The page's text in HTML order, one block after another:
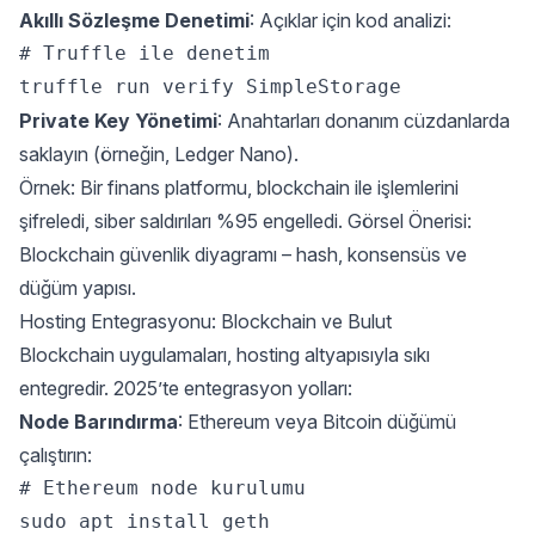
Akıllı Sözleşme Denetimi: Açıklar için kod analizi:
# Truffle ile denetim
Private Key Yönetimi: Anahtarları donanım cüzdanlarda
saklayın (örneğin, Ledger Nano).
Örnek: Bir finans platformu, blockchain ile işlemlerini
şifreledi, siber saldırıları %95 engelledi. Görsel Önerisi:
Blockchain güvenlik diyagramı – hash, konsensüs ve
düğüm yapısı.
Hosting Entegrasyonu: Blockchain ve Bulut
Blockchain uygulamaları, hosting altyapısıyla sıkı
entegredir. 2025’te entegrasyon yolları:
Node Barındırma: Ethereum veya Bitcoin düğümü
çalıştırın:
# Ethereum node kurulumu
sudo apt install geth